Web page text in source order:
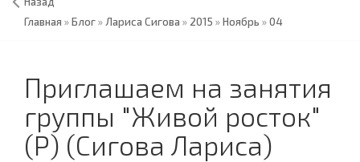
Главная »Блог» Лариса Сигова » 2015 »Ноябрь »04
Приглашаем на занятия
группы "Живой росток"
(Р) (Сигова Лариса)